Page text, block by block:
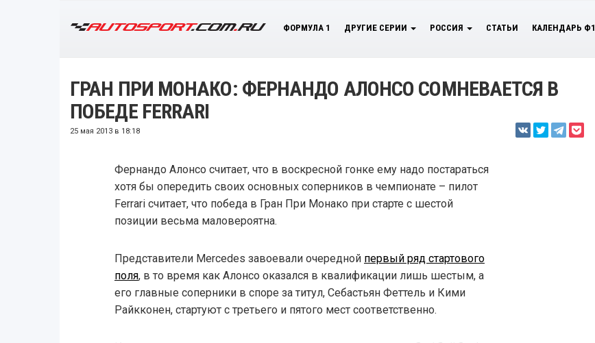
ФОРМУЛА 1 ДРУГИЕ СЕРИИ РОССИЯ СТАТЬИ КАЛЕНДАРЬ Ф1
ГРАН ПРИ МОНАКО: ФЕРНАНДО АЛОНСО СОМНЕВАЕТСЯ В
ПОБЕДЕ FERRARI
25 мая 2013 в 18:18
Фернандо Алонсо считает, что в воскресной гонке ему надо постараться
хотя бы опередить своих основных соперников в чемпионате – пилот
Ferrari считает, что победа в Гран При Монако при старте с шестой
позиции весьма маловероятна.
Представители Mercedes завоевали очередной первый ряд стартового
поля, в то время как Алонсо оказался в квалификации лишь шестым, а
его главные соперники в споре за титул, Себастьян Феттель и Кими
Райкконен, стартуют с третьего и пятого мест соответственно.